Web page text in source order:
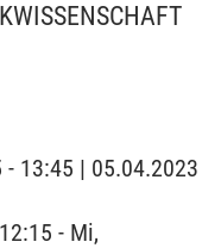
13:45 | 05.04.2023
- Mi,